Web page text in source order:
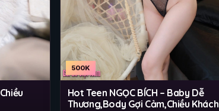
500K
Hot Teen NGỌC BÍCH – Baby Dễ
Thương,Body Gợi Cảm,Chiều Khách